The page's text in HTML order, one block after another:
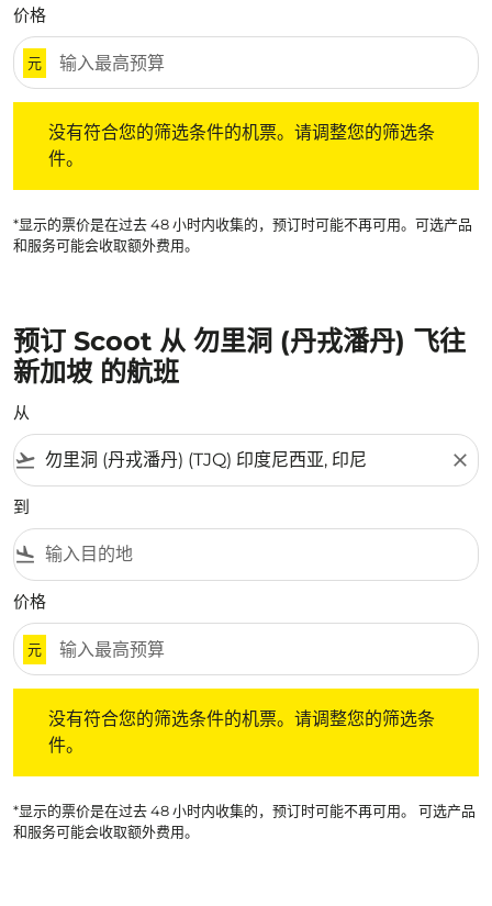
价格
元
没有符合您的筛选条件的机票。请调整您的筛选条
件。
*显示的票价是在过去 48 小时内收集的，预订时可能不再可用。可选产品
和服务可能会收取额外费用。
预订 Scoot 从 勿里洞 (丹戎潘丹) 飞往
新加坡 的航班
从
flight_takeoff close
到
flight_land
价格
元
没有符合您的筛选条件的机票。请调整您的筛选条
件。
*显示的票价是在过去 48 小时内收集的，预订时可能不再可用。 可选产品
和服务可能会收取额外费用。